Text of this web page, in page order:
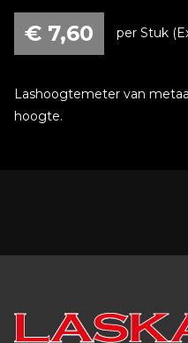
€ 7,60 per Stuk
Lashoogtemeter van
hoogte.